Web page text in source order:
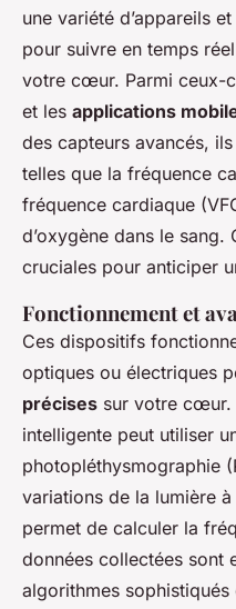
une variété d’appareils
pour suivre en temps
votre cœur. Parmi ceux-
et les applications
des capteurs avancés,
telles que la fréquence
fréquence cardiaque
d’oxygène dans le
cruciales pour anticiper
Fonctionnement et
Ces dispositifs
optiques ou électriques
précises sur votre cœur.
intelligente peut utiliser
photopléthysmographie
variations de la lumière
permet de calculer la
données collectées sont
algorithmes